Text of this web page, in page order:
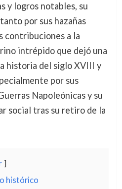
y logros notables, su
por sus hazañas
contribuciones a la
intrépido que dejó una
historia del siglo XVIII y
por sus
Napoleónicas y su
social tras su retiro de la
histórico